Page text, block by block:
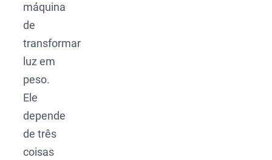
máquina
de
transformar
luz em
peso.
Ele
depende
de três
coisas